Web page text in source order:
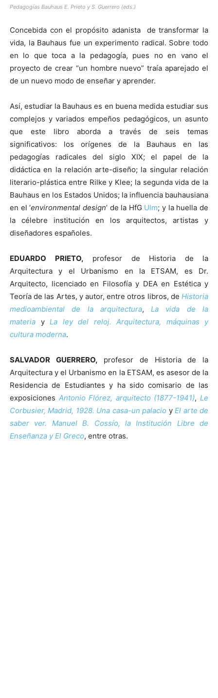
Pedagogías Bauhaus E. Prieto y S. Guerrero (eds.)
Concebida con el propósito adanista de transformar la
vida, la Bauhaus fue un experimento radical. Sobre todo
en lo que toca a la pedagogía, pues no en vano el
proyecto de crear “un hombre nuevo” traía aparejado el
de un nuevo modo de enseñar y aprender.
Así, estudiar la Bauhaus es en buena medida estudiar sus
complejos y variados empeños pedagógicos, un asunto
que este libro aborda a través de seis temas
significativos: los orígenes de la Bauhaus en las
pedagogías radicales del siglo XIX; el papel de la
didáctica en la relación arte-diseño; la singular relación
literario-plástica entre Rilke y Klee; la segunda vida de la
Bauhaus en los Estados Unidos; la influencia bauhausiana
en el ‘environmental design’ de la HfG Ulm; y la huella de
la célebre institución en los arquitectos, artistas y
diseñadores españoles.
EDUARDO PRIETO, profesor de Historia de la
Arquitectura y el Urbanismo en la ETSAM, es Dr.
Arquitecto, licenciado en Filosofía y DEA en Estética y
Teoría de las Artes, y autor, entre otros libros, de Historia
medioambiental de la arquitectura, La vida de la
materia y La ley del reloj. Arquitectura, máquinas y
cultura moderna.
SALVADOR GUERRERO, profesor de Historia de la
Arquitectura y el Urbanismo en la ETSAM, es asesor de la
Residencia de Estudiantes y ha sido comisario de las
exposiciones Antonio Flórez, arquitecto (1877-1941), Le
Corbusier, Madrid, 1928. Una casa-un palacio y El arte de
saber ver. Manuel B. Cossío, la Institución Libre de
Enseñanza y El Greco, entre otras.